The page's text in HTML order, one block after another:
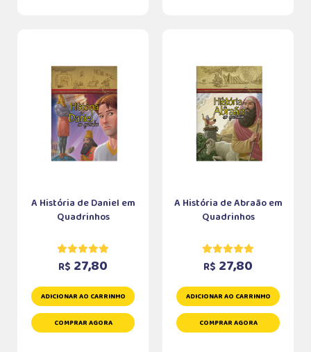
A História de Daniel em
Quadrinhos
R$ 27,80
ADICIONAR AO CARRINHO
COMPRAR AGORA
A História de Abraão em
Quadrinhos
R$ 27,80
ADICIONAR AO CARRINHO
COMPRAR AGORA